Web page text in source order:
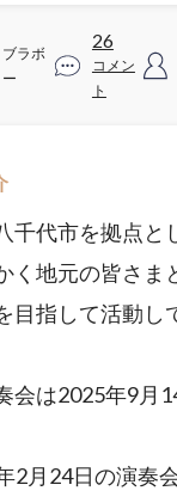
ブラボ
ー
26
コメン
ト
千代市を拠点と
く地元の皆さ
目指して活動し
会は2025年9月
2月24日の演奏